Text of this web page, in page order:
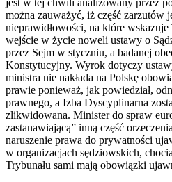
jest w tej chwili analizowany przez
można zauważyć, iż część zarzutów
nieprawidłowości, na które
wejście w życie noweli ustawy o
przez Sejm w styczniu, a badanej
Konstytucyjny. Wyrok dotyczy
ministra nie nakłada na Polskę
prawie ponieważ, jak powiedział,
prawnego, a Izba Dyscyplinarna
zlikwidowana. Minister do spraw
zastanawiającą” inną część
naruszenie prawa do prywatności
w organizacjach sędziowskich,
Trybunału sami mają obowiązki